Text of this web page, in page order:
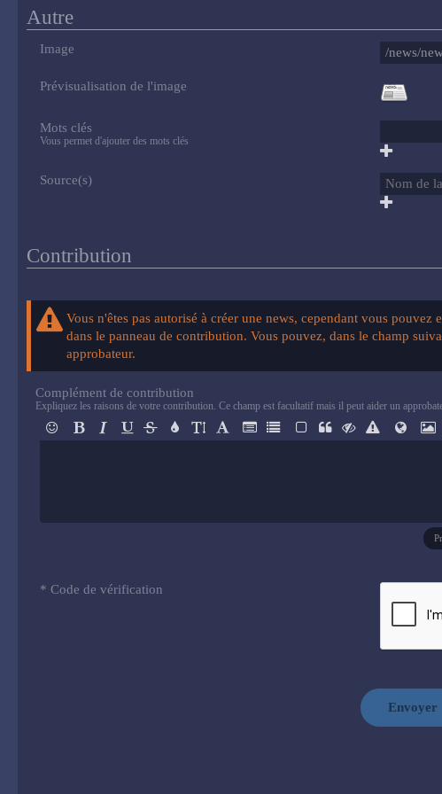
Autre
Image
Prévisualisation de l'image
Mots clés
Vous permet d'ajouter des mots clés
Source(s)
Contribution
Vous n'êtes pas autorisé à créer une news, cependant vous
dans le panneau de contribution. Vous pouvez, dans le champ
approbateur.
Complément de contribution
Expliquez les raisons de votre contribution. Ce champ est facultatif mais il peut aider un
* Code de vérification
Envoyer